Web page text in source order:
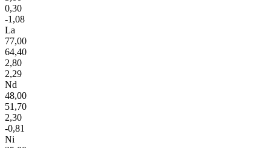
0,30
-1,08
La
77,00
64,40
2,80
2,29
Nd
48,00
51,70
2,30
-0,81
Ni